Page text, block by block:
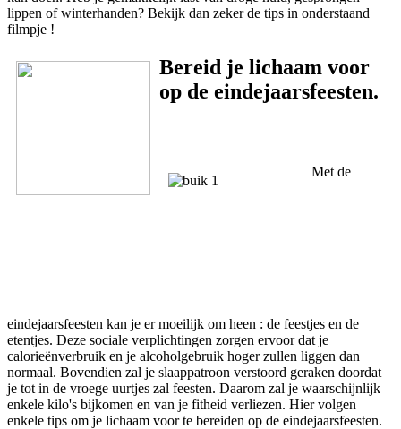
lippen of winterhanden? Bekijk dan zeker de tips in onderstaand
filmpje !
Bereid je lichaam voor
op de eindejaarsfeesten.
Met de
eindejaarsfeesten kan je er moeilijk om heen : de feestjes en de
etentjes. Deze sociale verplichtingen zorgen ervoor dat je
calorieënverbruik en je alcoholgebruik hoger zullen liggen dan
normaal. Bovendien zal je slaappatroon verstoord geraken doordat
je tot in de vroege uurtjes zal feesten. Daarom zal je waarschijnlijk
enkele kilo's bijkomen en van je fitheid verliezen. Hier volgen
enkele tips om je lichaam voor te bereiden op de eindejaarsfeesten.